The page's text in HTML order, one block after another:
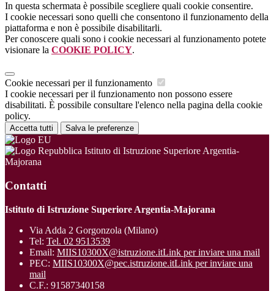
In questa schermata è possibile scegliere quali cookie consentire.
I cookie necessari sono quelli che consentono il funzionamento della
piattaforma e non è possibile disabilitarli.
Per conoscere quali sono i cookie necessari al funzionamento potete
visionare la COOKIE POLICY.
Cookie necessari per il funzionamento
I cookie necessari per il funzionamento non possono essere
disabilitati. È possibile consultare l'elenco nella pagina della cookie
policy.
Accetta tutti Salva le preferenze
Istituto di Istruzione Superiore Argentia-
Majorana
Contatti
Istituto di Istruzione Superiore Argentia-Majorana
Via Adda 2 Gorgonzola (Milano)
Tel: Tel. 02 9513539
Email: MIIS10300X@istruzione.itLink per inviare una mail
PEC: MIIS10300X@pec.istruzione.itLink per inviare una
mail
C.F.: 91587340158